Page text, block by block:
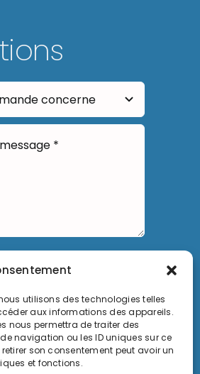
utilisons des technologies telles
aux informations des appareils.
nous permettra de traiter des
navigation ou les ID uniques sur ce
son consentement peut avoir un
et fonctions.